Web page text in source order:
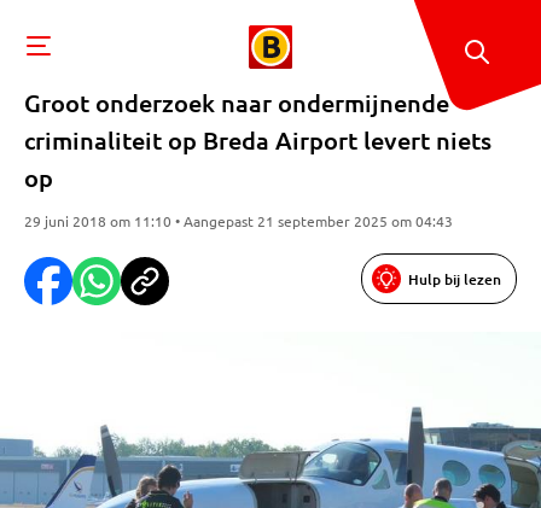
Groot onderzoek naar ondermijnende
criminaliteit op Breda Airport levert niets
op
29 juni 2018 om 11:10 • Aangepast 21 september 2025 om 04:43
Hulp bij lezen